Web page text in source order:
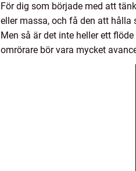
För dig som började med att
eller massa, och få den att
Men så är det inte heller ett
omrörare bör vara mycket